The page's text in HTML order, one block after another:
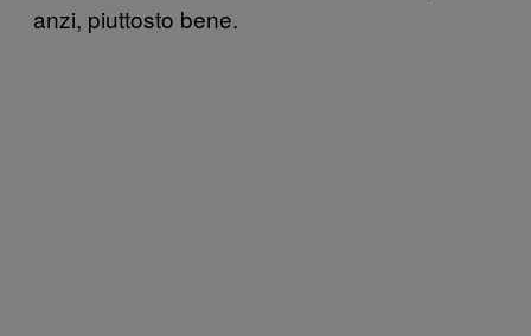
anzi, piuttosto bene.